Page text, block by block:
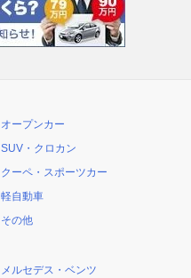
オープンカー
SUV・クロカン
クーペ・スポーツカー
軽自動車
その他
メルセデス・ベンツ